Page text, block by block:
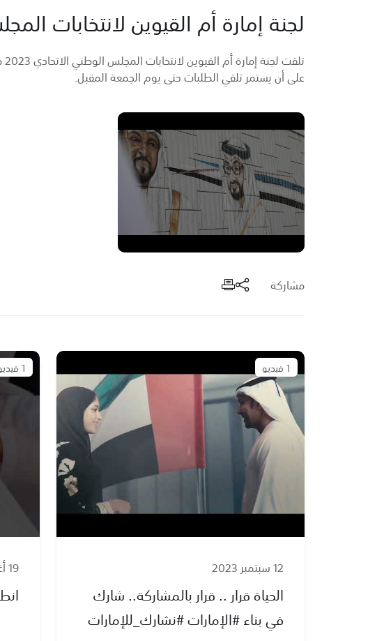
لجنة إمارة أم القيوين لانتخابات
على أن يستمر تلقي الطلبات حتى يوم الجمعة المقبل.
مشاركة
1 فيديو
12 سبتمبر 2023
الحياة قرار .. قرار بالمشاركة.. شارك
في بناء #الإمارات #نشارك_للإمارات
1 فيديو
19 أغسطس 2023